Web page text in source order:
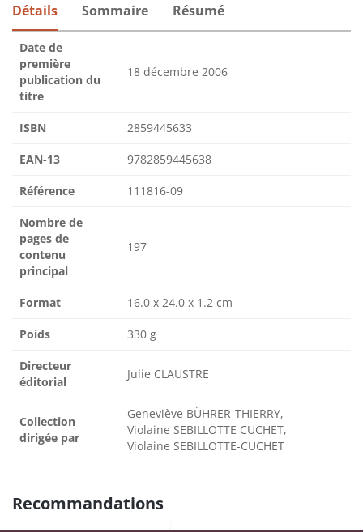
Détails Sommaire Résumé
Date de
première
publication du
titre
18 décembre 2006
ISBN 2859445633
EAN-13 9782859445638
Référence 111816-09
Nombre de
pages de
contenu
principal
197
Format 16.0 x 24.0 x 1.2 cm
Poids 330 g
Directeur
éditorial
Julie CLAUSTRE
Collection
dirigée par
Geneviève BÜHRER-THIERRY,
Violaine SEBILLOTTE CUCHET,
Violaine SEBILLOTTE-CUCHET
Recommandations